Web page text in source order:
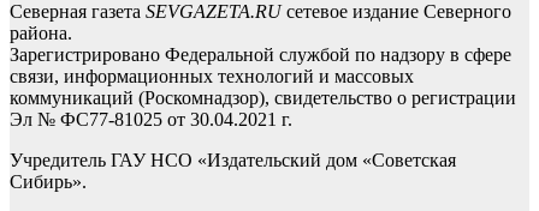
Северная газета SEVGAZETA.RUсетевое издание Северного
района.
Зарегистрировано Федеральной службой по надзору в сфере
связи, информационных технологий и массовых
коммуникаций (Роскомнадзор), свидетельство о регистрации
Эл № ФС77-81025 от 30.04.2021 г.
Учредитель ГАУ НСО «Издательский дом «Советская
Сибирь».